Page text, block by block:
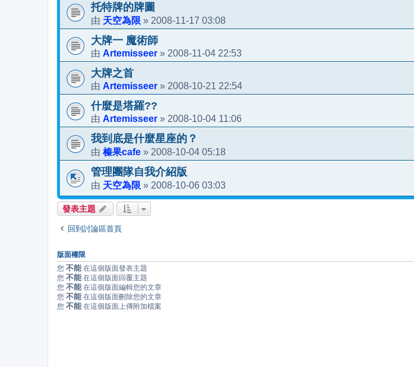
托特牌的牌圖
由 天空為限 » 2008-11-17 03:08
大牌一 魔術師
由 Artemisseer » 2008-11-04 22:53
大牌之首
由 Artemisseer » 2008-10-21 22:54
什麼是塔羅??
由 Artemisseer » 2008-10-04 11:06
我到底是什麼星座的？
由 榛果cafe » 2008-10-04 05:18
管理團隊自我介紹版
由 天空為限 » 2008-10-06 03:03
發表主題
回到討論區首頁
版面權限
您 不能 在這個版面發表主題
您 不能 在這個版面回覆主題
您 不能 在這個版面編輯您的文章
您 不能 在這個版面刪除您的文章
您 不能 在這個版面上傳附加檔案